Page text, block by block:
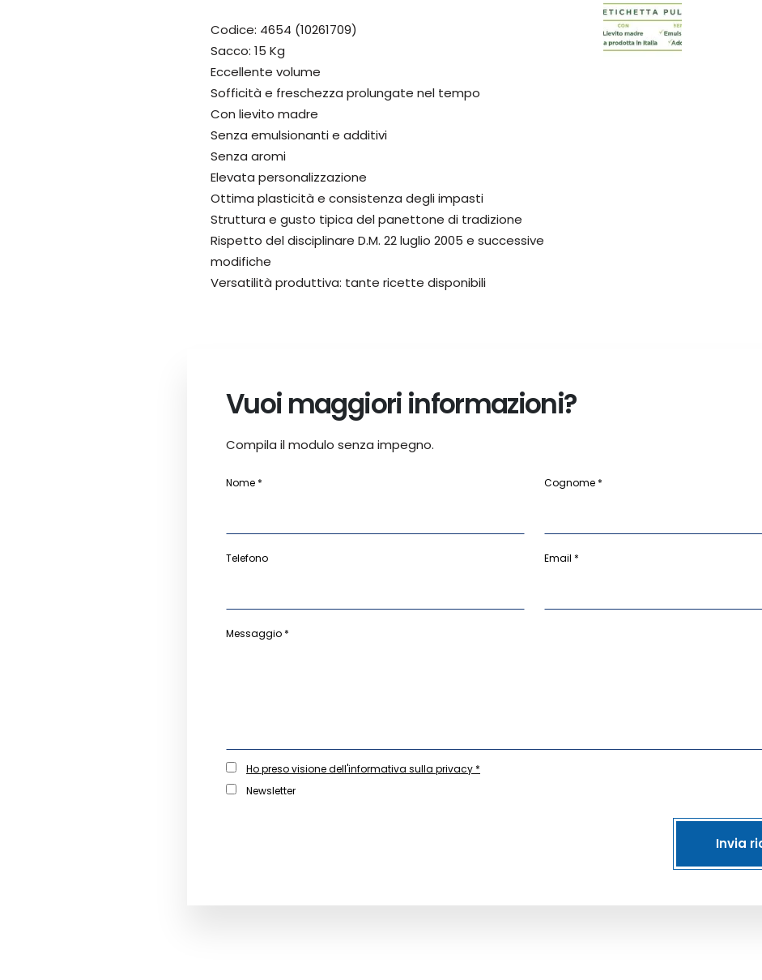
Codice: 4654 (10261709)
Sacco: 15 Kg
Eccellente volume
Sofficità e freschezza prolungate nel tempo
Con lievito madre
Senza emulsionanti e additivi
Senza aromi
Elevata personalizzazione
Ottima plasticità e consistenza degli impasti
Struttura e gusto tipica del panettone di tradizione
Rispetto del disciplinare D.M. 22 luglio 2005 e successive
modifiche
Versatilità produttiva: tante ricette disponibili
Vuoi maggiori informazioni?
Compila il modulo senza impegno.
Nome * Cognome *
Telefono Email *
Messaggio *
Ho preso visione dell'informativa sulla privacy *
Newsletter
Invia